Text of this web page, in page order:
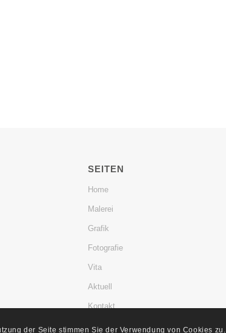
SEITEN
Home
Malerei
Grafik
Fotografie
Vita
Aktuell
Kontakt
der Seite stimmen Sie der Verwendung von Cookies zu.